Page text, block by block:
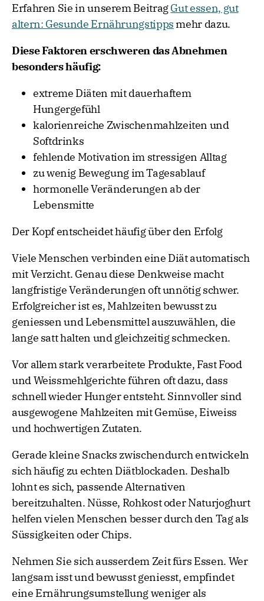
Erfahren Sie in unserem BeitragGut essen, gut
altern: Gesunde Ernährungstippsmehr dazu.
Diese Faktoren erschweren das Abnehmen
besonders häufig:
extreme Diäten mit dauerhaftem
Hungergefühl
kalorienreiche Zwischenmahlzeiten und
Softdrinks
fehlende Motivation im stressigen Alltag
zu wenig Bewegung im Tagesablauf
hormonelle Veränderungen ab der
Lebensmitte
Der Kopf entscheidet häufig über den Erfolg
Viele Menschen verbinden eine Diät automatisch
mit Verzicht. Genau diese Denkweise macht
langfristige Veränderungen oft unnötig schwer.
Erfolgreicher ist es, Mahlzeiten bewusst zu
geniessen und Lebensmittel auszuwählen, die
lange satt halten und gleichzeitig schmecken.
Vor allem stark verarbeitete Produkte, Fast Food
und Weissmehlgerichte führen oft dazu, dass
schnell wieder Hunger entsteht. Sinnvoller sind
ausgewogene Mahlzeiten mit Gemüse, Eiweiss
und hochwertigen Zutaten.
Gerade kleine Snacks zwischendurch entwickeln
sich häufig zu echten Diätblockaden. Deshalb
lohnt es sich, passende Alternativen
bereitzuhalten. Nüsse, Rohkost oder Naturjoghurt
helfen vielen Menschen besser durch den Tag als
Süssigkeiten oder Chips.
Nehmen Sie sich ausserdem Zeit fürs Essen. Wer
langsam isst und bewusst geniesst, empfindet
eine Ernährungsumstellung weniger als